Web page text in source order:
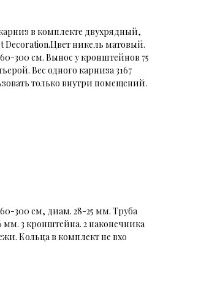
в комплекте двухрядный,
никель матовый.
300 см. Вынос у кронштейнов 75
Вес одного карниза 3167
только внутри помещений.
300 см, диам. 28-25 мм. Труба
3 кронштейна. 2 наконечника
Кольца в комплект не вхо